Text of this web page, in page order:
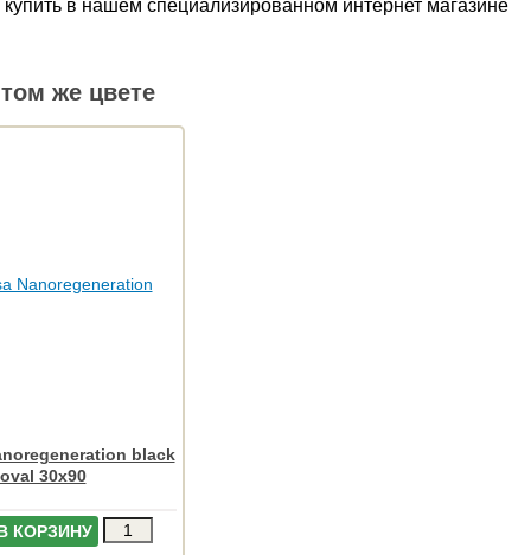
в нашем специализированном интернет магазине
же цвете
black
oval 30x90
КОРЗИНУ